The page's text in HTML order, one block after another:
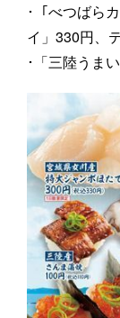
･「べつばら
イ」330円、
･「三陸うま